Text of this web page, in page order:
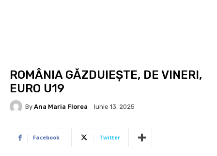
ROMÂNIA GĂZDUIEȘTE, DE VINERI,
EURO U19
By Ana Maria Florea Iunie 13, 2025
Facebook Twitter